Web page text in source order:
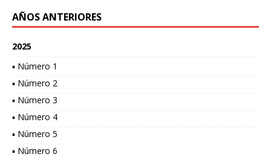
AÑOS ANTERIORES
2025
▪ Número 1
▪ Número 2
▪ Número 3
▪ Número 4
▪ Número 5
▪ Número 6